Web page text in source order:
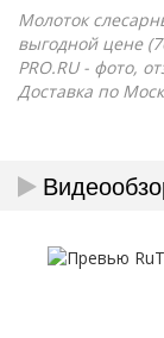
Молоток
выгодной цене
PRO.RU - фото,
Доставка по